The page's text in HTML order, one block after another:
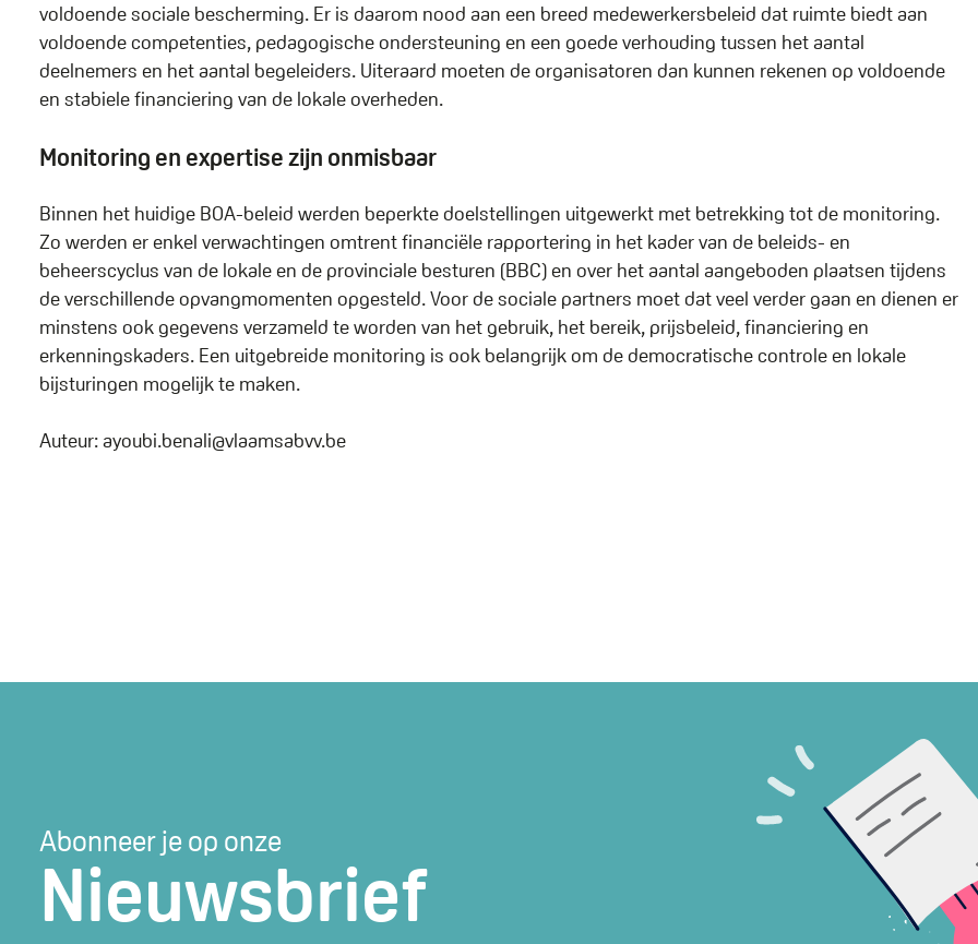
voldoende sociale bescherming. Er is daarom nood aan een breed medewerkersbeleid dat ruimte biedt aan
voldoende competenties, pedagogische ondersteuning en een goede verhouding tussen het aantal
deelnemers en het aantal begeleiders. Uiteraard moeten de organisatoren dan kunnen rekenen op voldoende
en stabiele financiering van de lokale overheden.
Monitoring en expertise zijn onmisbaar
Binnen het huidige BOA-beleid werden beperkte doelstellingen uitgewerkt met betrekking tot de monitoring.
Zo werden er enkel verwachtingen omtrent financiële rapportering in het kader van de beleids- en
beheerscyclus van de lokale en de provinciale besturen (BBC) en over het aantal aangeboden plaatsen tijdens
de verschillende opvangmomenten opgesteld. Voor de sociale partners moet dat veel verder gaan en dienen er
minstens ook gegevens verzameld te worden van het gebruik, het bereik, prijsbeleid, financiering en
erkenningskaders. Een uitgebreide monitoring is ook belangrijk om de democratische controle en lokale
bijsturingen mogelijk te maken.
Auteur: ayoubi.benali@vlaamsabvv.be
Abonneer je op onze
Nieuwsbrief